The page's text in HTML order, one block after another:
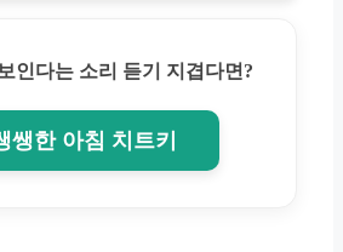
인다는 소리 듣기 지겹다면?
쌩한 아침 치트키